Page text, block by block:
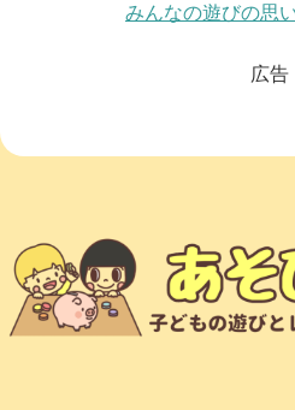
みんなの遊びの思
広告